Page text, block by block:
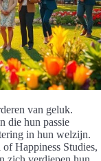
van geluk.
die hun passie
in hun welzijn.
Happiness Studies,